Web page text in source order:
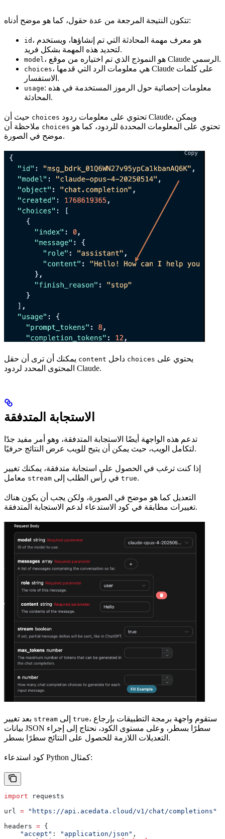
تتكون النتيجة المرجعة من عدة حقول، كما هو موضح أدناه:
id ، هو معرف مهمة المحادثة التي تم إنشاؤها، ويستخدم
لتحديد هذه المهمة بشكل فريد.
model ، هو النموذج الذي تم اختياره من موقع Claude الرسمي.
choices، هي معلومات الرد التي قدمها Claude على كلمات
الاستفسار.
usage: معلومات إحصائية حول الرموز المستخدمة في هذه
المحادثة.
choices
choices
موضح في الصورة.
content choices
المحتوى المحدد لردود Claude.
الاستجابة المتدفقة
تدعم هذه الواجهة أيضًا الاستجابة المتدفقة، وهو أمر مفيد جدًا
لتكامل الويب، حيث يمكن أن يتيح للويب عرض النتائج حرفيًا.
إذا كنت ترغب في الحصول على استجابة متدفقة، يمكنك تغيير
stream true.
التعديل كما هو موضح في الصورة، ولكن يجب أن يكون هناك
تغييرات مطابقة في كود الاستدعاء لدعم الاستجابة المتدفقة.
stream true، ستقوم واجهة برمجة التطبيقات بإرجاع
بيانات JSON سطرًا بسطر، وعلى مستوى الكود، نحتاج إلى إجراء
التعديلات اللازمة للحصول على النتائج سطرًا بسطر.
كود استدعاء Python كمثال:
import requests
url = "https://api.acedata.cloud/v1/chat/completions"
headers = {
    "accept"
: "application/json" ,